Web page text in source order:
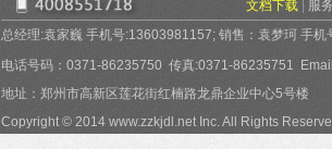
文档下载
服
总经理:袁家巍 手机号:13603981157; 销售：袁梦珂 手
电话号码：0371-86235750 传真:0371-86235751
地址：郑州市高新区莲花街红楠路龙鼎企业中心5号楼
Copyright © 2014 www.zzkjdl.net Inc. All Rights